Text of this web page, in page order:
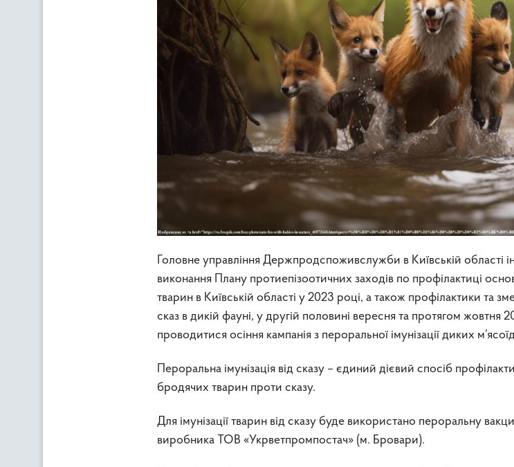
Головне управління Держпродспоживслужби в Київській області
виконання Плану протиепізоотичних заходів по профілактиці
тварин в Київській області у 2023 році, а також профілактики та
сказ в дикій фауні, у другій половині вересня та протягом жовтня
проводитися осіння кампанія з пероральної імунізації диких
Пероральна імунізація від сказу – єдиний дієвий спосіб
бродячих тварин проти сказу.
Для імунізації тварин від сказу буде використано пероральну
виробника ТОВ «Укрветпромпостач» (м. Бровари).